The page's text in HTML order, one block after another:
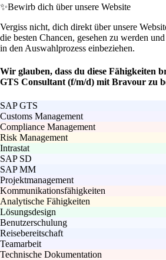
✨Bewirb dich über unsere Website
Vergiss nicht, dich direkt über unsere
die besten Chancen, gesehen zu werden
in den Auswahlprozess einbeziehen.
Wir glauben, dass du diese Fähigkeiten
GTS Consultant (f/m/d) mit Bravour zu
SAP GTS
Customs Management
Compliance Management
Risk Management
Intrastat
SAP SD
SAP MM
Projektmanagement
Kommunikationsfähigkeiten
Analytische Fähigkeiten
Lösungsdesign
Benutzerschulung
Reisebereitschaft
Teamarbeit
Technische Dokumentation